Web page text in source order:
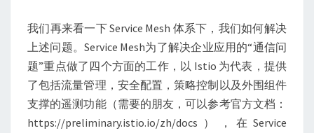
我们再来看一下 Service Mesh 体系下，我们如何解决
上述问题。Service Mesh为了解决企业应用的“通信问
题”重点做了四个方面的工作，以 Istio 为代表，提供
了包括流量管理，安全配置，策略控制以及外围组件
支撑的遥测功能（需要的朋友，可以参考官方文档：
https://preliminary.istio.io/zh/docs），在Service